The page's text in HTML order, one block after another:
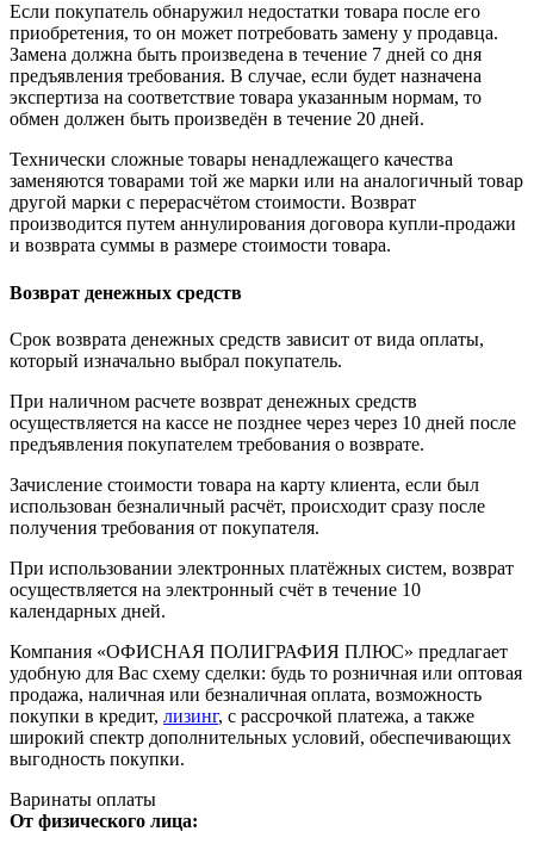
Если покупатель обнаружил недостатки товара после его
приобретения, то он может потребовать замену у продавца.
Замена должна быть произведена в течение 7 дней со дня
предъявления требования. В случае, если будет назначена
экспертиза на соответствие товара указанным нормам, то
обмен должен быть произведён в течение 20 дней.
Технически сложные товары ненадлежащего качества
заменяются товарами той же марки или на аналогичный товар
другой марки с перерасчётом стоимости. Возврат
производится путем аннулирования договора купли-продажи
и возврата суммы в размере стоимости товара.
Возврат денежных средств
Срок возврата денежных средств зависит от вида оплаты,
который изначально выбрал покупатель.
При наличном расчете возврат денежных средств
осуществляется на кассе не позднее через через 10 дней после
предъявления покупателем требования о возврате.
Зачисление стоимости товара на карту клиента, если был
использован безналичный расчёт, происходит сразу после
получения требования от покупателя.
При использовании электронных платёжных систем, возврат
осуществляется на электронный счёт в течение 10
календарных дней.
Компания «ОФИСНАЯ ПОЛИГРАФИЯ ПЛЮС» предлагает
удобную для Вас схему сделки: будь то розничная или оптовая
продажа, наличная или безналичная оплата, возможность
покупки в кредит, лизинг, с рассрочкой платежа, а также
широкий спектр дополнительных условий, обеспечивающих
выгодность покупки.
Варинаты оплаты
От физического лица: